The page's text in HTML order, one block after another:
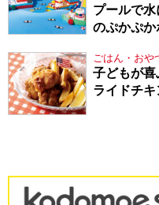
プールで
のぷかぷか
ごはん・おや
子どもが
ライドチキ